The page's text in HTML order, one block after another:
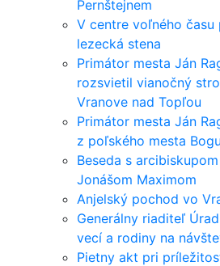
Pernštejnem
V centre voľného času
lezecká stena
Primátor mesta Ján
rozsvietil vianočný
Vranove nad Topľou
Primátor mesta Ján
z poľského mesta
Beseda s
Jonášom Maximom
Anjelský pochod vo
Generálny riaditeľ
vecí a rodiny na
Pietny akt pri